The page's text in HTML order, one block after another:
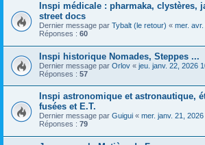
Inspi médicale : pharmaka, clystères,
street docs
Dernier message par Tybalt (le retour) « mer.
Réponses : 60
Inspi historique Nomades, Steppes ...
Dernier message par Orlov « jeu. janv. 22, 2026
Réponses : 57
Inspi astronomique et astronautique,
fusées et E.T.
Dernier message par Guigui « mer. janv. 21,
Réponses : 79